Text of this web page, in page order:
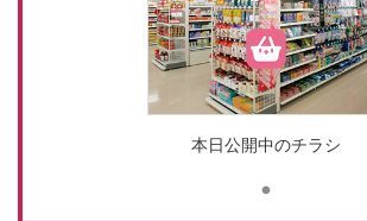
本日公開中のチラシ